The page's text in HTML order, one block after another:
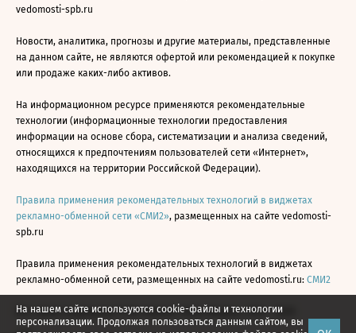
На нашем сайте используются cookie-файлы и технологии
персонализации. Продолжая пользоваться данным сайтом, вы
vedomosti-spb.ru
Новости, аналитика, прогнозы и другие материалы, представленные
на данном сайте, не являются офертой или рекомендацией к покупке
или продаже каких-либо активов.
На информационном ресурсе применяются рекомендательные
технологии (информационные технологии предоставления
информации на основе сбора, систематизации и анализа сведений,
относящихся к предпочтениям пользователей сети «Интернет»,
находящихся на территории Российской Федерации).
Правила применения рекомендательных технологий в виджетах
рекламно-обменной сети «СМИ2», размещенных на сайте vedomosti-
spb.ru
Правила применения рекомендательных технологий в виджетах
рекламно-обменной сети, размещенных на сайте vedomosti.ru: СМИ2
Все права защищены © АО «Бизнес Ньюс Медиа», 2024 - 2026